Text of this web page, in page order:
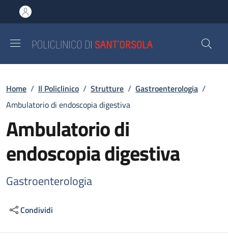
al contenuto principale
to footer content
Briciole di pane
Home / Il Policlinico / Strutture / Gastroenterologia /
Ambulatorio di endoscopia digestiva
Ambulatorio di
endoscopia digestiva
Gastroenterologia
Condividi